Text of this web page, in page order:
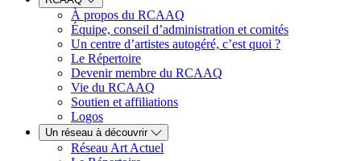
À propos du RCAAQ
Équipe, conseil d’administration et comités
Un centre d’artistes autogéré, c’est quoi ?
Le Répertoire
Devenir membre du RCAAQ
Vie du RCAAQ
Soutien et affiliations
Logos
Un réseau à découvrir
Réseau Art Actuel